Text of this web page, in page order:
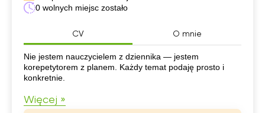
0 wolnych miejsc zostało
CV O mnie
CV
Nie jestem nauczycielem z dziennika — jestem
korepetytorem z planem. Każdy temat podaję prosto i
konkretnie.
Więcej »